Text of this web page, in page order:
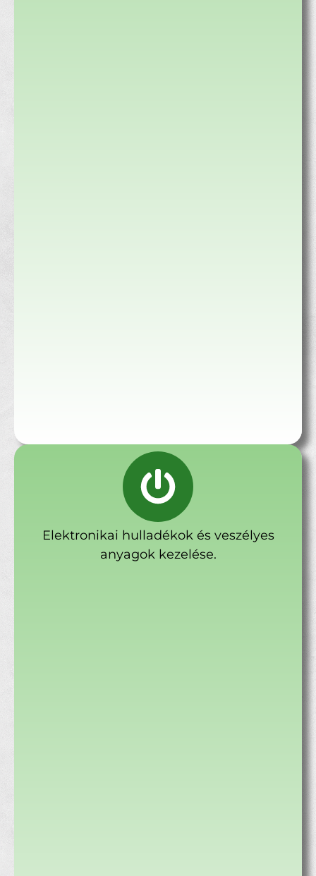
Elektronikai hulladékok és veszélyes
anyagok kezelése.